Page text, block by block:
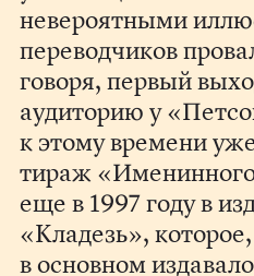
невероятными
переводчиков
говоря, первый
аудиторию у
к этому времени
тираж
еще в 1997 году в
«Кладезь»,
в основном